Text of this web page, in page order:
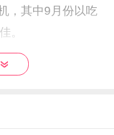
，其中9月份以吃
。